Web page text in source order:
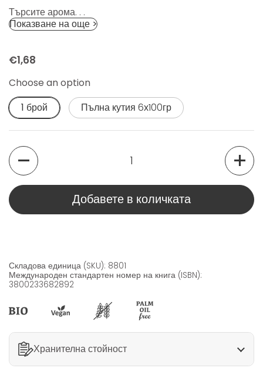
Търсите арома. . .
Показване на още >
€1,68
Choose an option
1 брой
Пълна кутия 6х100гр
Количество
Добавете в количката
Складова единица (SKU): 8801
Международен стандартен номер на книга (ISBN):
3800233682892
Хранителна стойност